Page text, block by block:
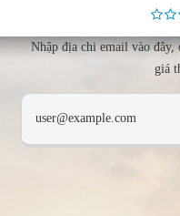
Nhập địa chi email vào đây,
giá